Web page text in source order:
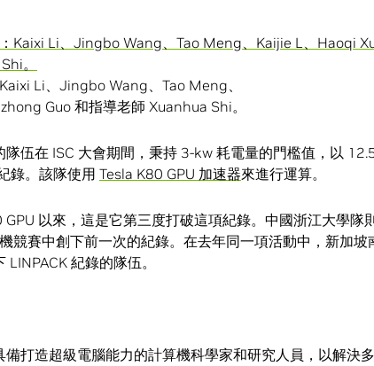
Li、Jingbo Wang、Tao Meng、
Guo 和指導老師 Xuanhua Shi。
隊伍在 ISC 大會期間，秉持 3-kw 耗電量的門檻值，以
錄。該隊使用 Tesla K80 GPU 加速器來進行運算。
以來，這是它第三度打破這項紀錄。中國浙江大學隊
競賽中創下前一次的紀錄。在去年同一項活動中，新加坡
紀錄的隊伍。
打造超級電腦能力的計算機科學家和研究人員，以解決